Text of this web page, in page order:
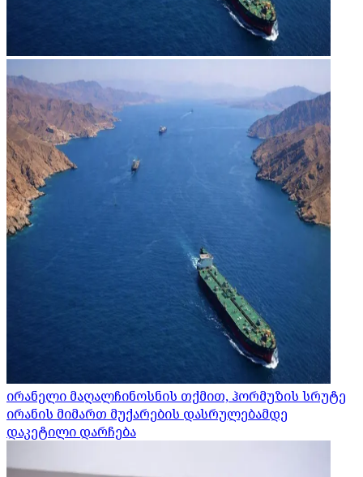
ირანელი მაღალჩინოსნის თქმით, ჰორმუზის სრუტე
ირანის მიმართ მუქარების დასრულებამდე
დაკეტილი დარჩება